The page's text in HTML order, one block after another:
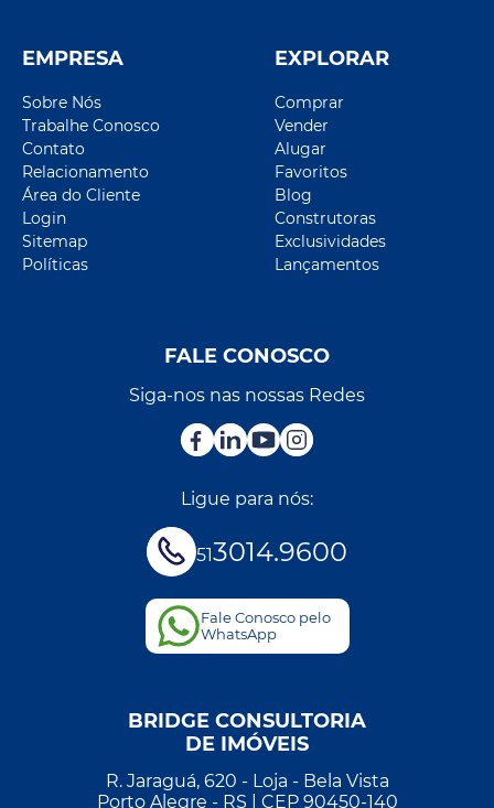
EMPRESA
Sobre Nós
Trabalhe Conosco
Contato
Relacionamento
Área do Cliente
Login
Sitemap
Políticas
EXPLORAR
Comprar
Vender
Alugar
Favoritos
Blog
Construtoras
Exclusividades
Lançamentos
FALE CONOSCO
Siga-nos nas nossas Redes
Ligue para nós:
513014.9600
Fale Conosco pelo
WhatsApp
BRIDGE CONSULTORIA
DE IMÓVEIS
R. Jaraguá, 620 - Loja - Bela Vista
Porto Alegre - RS | CEP 90450-140